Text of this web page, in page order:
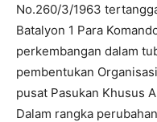
No.260/3/1963
Batalyon 1 Para
perkembangan dalam
pembentukan
pusat Pasukan Khusus
Dalam rangka